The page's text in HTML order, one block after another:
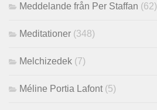
Meddelande från Per Staffan (62)
Meditationer (348)
Melchizedek (7)
Méline Portia Lafont (5)